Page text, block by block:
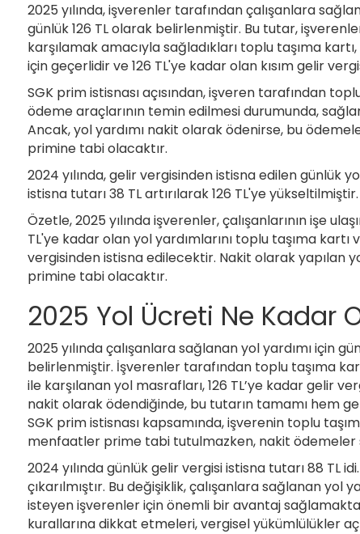
2025 yılında, işverenler tarafından çalışanlara
günlük 126 TL olarak belirlenmiştir. Bu tutar,
karşılamak amacıyla sağladıkları toplu taşıma
için geçerlidir ve 126 TL'ye kadar olan kısım gelir
SGK prim istisnası açısından, işveren tarafından
ödeme araçlarının temin edilmesi durumunda,
Ancak, yol yardımı nakit olarak ödenirse, bu
primine tabi olacaktır.
2024 yılında, gelir vergisinden istisna edilen günlük
istisna tutarı 38 TL artırılarak 126 TL'ye yükseltilmiştir.
Özetle, 2025 yılında işverenler, çalışanlarının işe
TL'ye kadar olan yol yardımlarını toplu taşıma
vergisinden istisna edilecektir. Nakit olarak yapılan
primine tabi olacaktır.
2025 Yol Ücreti Ne Kadar
2025 yılında çalışanlara sağlanan yol yardımı için
belirlenmiştir. İşverenler tarafından toplu taşıma
ile karşılanan yol masrafları, 126 TL’ye kadar gelir
nakit olarak ödendiğinde, bu tutarın tamamı hem
SGK prim istisnası kapsamında, işverenin toplu
menfaatler prime tabi tutulmazken, nakit
2024 yılında günlük gelir vergisi istisna tutarı 88 TL
çıkarılmıştır. Bu değişiklik, çalışanlara sağlanan
isteyen işverenler için önemli bir avantaj
kurallarına dikkat etmeleri, vergisel yükümlülükler